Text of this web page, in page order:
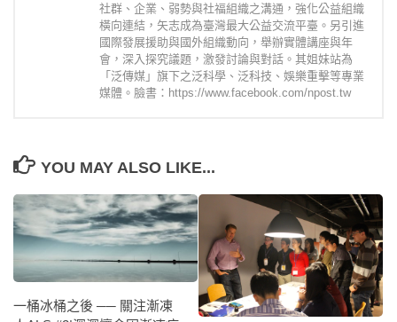
社群、企業、弱勢與社福組織之溝通，強化公益組織
橫向連結，矢志成為臺灣最大公益交流平臺。另引進
國際發展援助與國外組織動向，舉辦實體講座與年
會，深入探究議題，激發討論與對話。其姐妹站為
「泛傳媒」旗下之泛科學、泛科技、娛樂重擊等專業
媒體。臉書：https://www.facebook.com/npost.tw
YOU MAY ALSO LIKE...
一桶冰桶之後 ── 關注漸凍